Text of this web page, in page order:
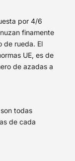
por 4/6
finamente
de rueda. El
UE, es de
de azadas a
todas
de cada